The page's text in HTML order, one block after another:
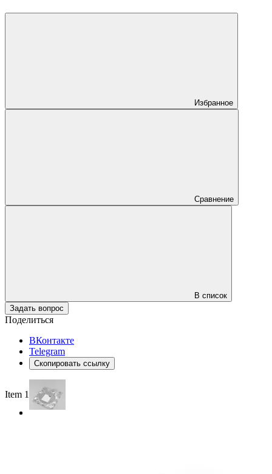
Избранное
Сравнение
В список
Задать вопрос
Поделиться
ВКонтакте
Telegram
Скопировать ссылку
Item 1 of 2